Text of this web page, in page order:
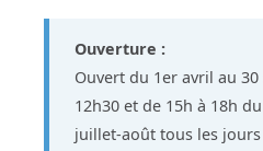
Ouverture :
Ouvert du 1er avril au
12h30 et de 15h à 18h
juillet-août tous les jours